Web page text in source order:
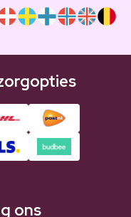
ons